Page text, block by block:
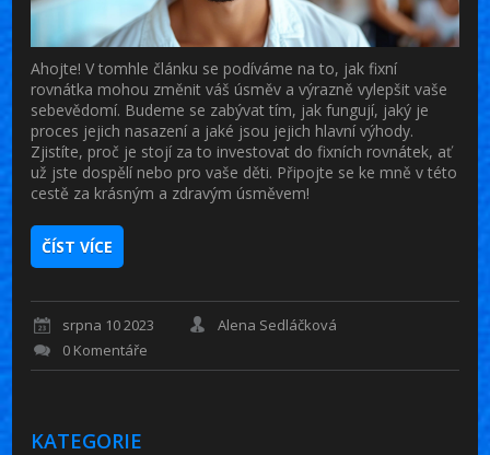
Ahojte! V tomhle článku se podíváme na to, jak fixní
rovnátka mohou změnit váš úsměv a výrazně vylepšit vaše
sebevědomí. Budeme se zabývat tím, jak fungují, jaký je
proces jejich nasazení a jaké jsou jejich hlavní výhody.
Zjistíte, proč je stojí za to investovat do fixních rovnátek, ať
už jste dospělí nebo pro vaše děti. Připojte se ke mně v této
cestě za krásným a zdravým úsměvem!
ČÍST VÍCE
srpna 10 2023
Alena Sedláčková
0 Komentáře
KATEGORIE